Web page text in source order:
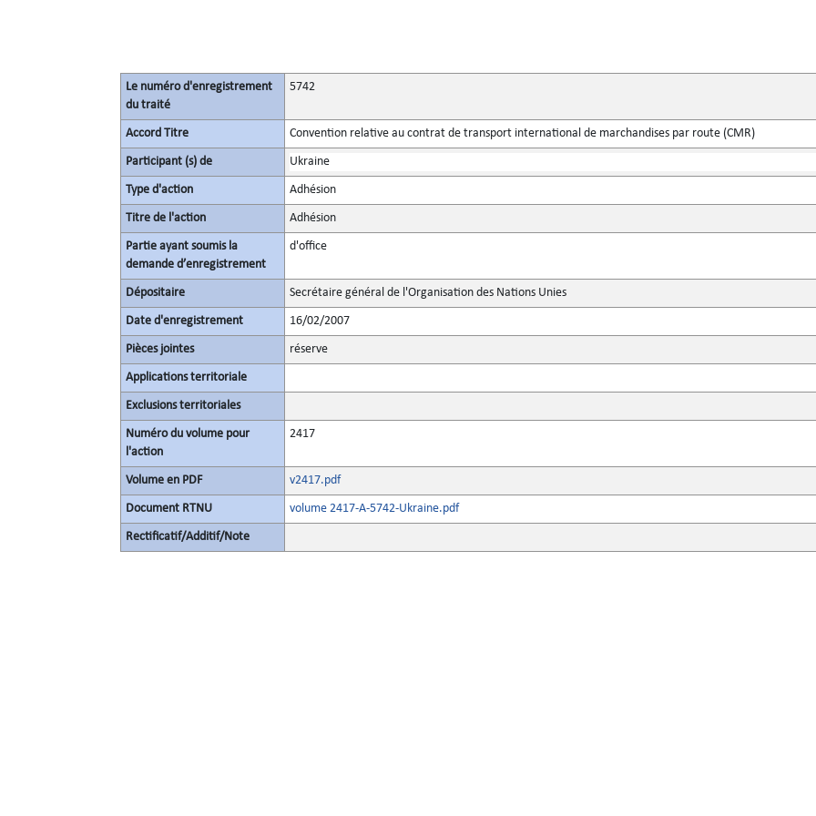
Le numéro d'enregistrement
du traité
5742
Accord Titre Convention relative au contrat de transport international de marchandises par route (CMR)
Participant (s) de Ukraine
Type d'action Adhésion
Titre de l'action Adhésion
Partie ayant soumis la
demande d’enregistrement
d'office
Dépositaire Secrétaire général de l'Organisation des Nations Unies
Date d'enregistrement 16/02/2007
Pièces jointes réserve
Applications territoriale
Exclusions territoriales
Numéro du volume pour
l'action
2417
Volume en PDF v2417.pdf
Document RTNU volume 2417-A-5742-Ukraine.pdf
Rectificatif/Additif/Note